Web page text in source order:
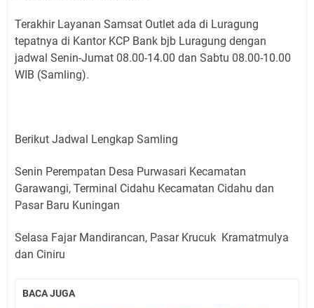
Terakhir Layanan Samsat Outlet ada di Luragung
tepatnya di Kantor KCP Bank bjb Luragung dengan
jadwal Senin-Jumat 08.00-14.00 dan Sabtu 08.00-10.00
WIB (Samling).
Berikut Jadwal Lengkap Samling
Senin Perempatan Desa Purwasari Kecamatan
Garawangi, Terminal Cidahu Kecamatan Cidahu dan
Pasar Baru Kuningan
Selasa Fajar Mandirancan, Pasar Krucuk Kramatmulya
dan Ciniru
BACA JUGA